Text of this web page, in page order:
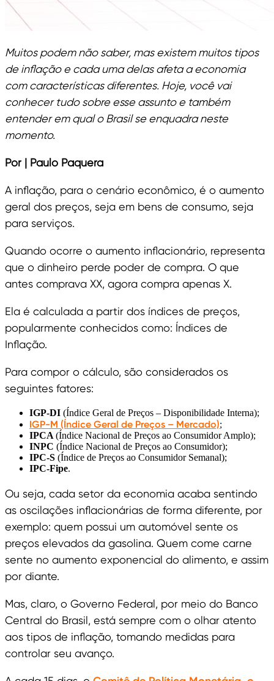
Muitos podem não saber, mas existem muitos tipos
de inflação e cada uma delas afeta a economia
com características diferentes. Hoje, você vai
conhecer tudo sobre esse assunto e também
entender em qual o Brasil se enquadra neste
momento.
Por | Paulo Paquera
A inflação, para o cenário econômico, é o aumento
geral dos preços, seja em bens de consumo, seja
para serviços.
Quando ocorre o aumento inflacionário, representa
que o dinheiro perde poder de compra. O que
antes comprava XX, agora compra apenas X.
Ela é calculada a partir dos índices de preços,
popularmente conhecidos como: Índices de
Inflação.
Para compor o cálculo, são considerados os
seguintes fatores:
IGP-DI (Índice Geral de Preços – Disponibilidade Interna);
IGP-M (Índice Geral de Preços – Mercado);
IPCA (Índice Nacional de Preços ao Consumidor Amplo);
INPC (Índice Nacional de Preços ao Consumidor);
IPC-S (Índice de Preços ao Consumidor Semanal);
IPC-Fipe.
Ou seja, cada setor da economia acaba sentindo
as oscilações inflacionárias de forma diferente, por
exemplo: quem possui um automóvel sente os
preços elevados da gasolina. Quem come carne
sente no aumento exponencial do alimento, e assim
por diante.
Mas, claro, o Governo Federal, por meio do Banco
Central do Brasil, está sempre com o olhar atento
aos tipos de inflação, tomando medidas para
controlar seu avanço.